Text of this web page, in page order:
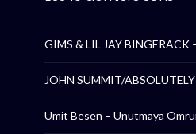
GIMS & LIL JAY BINGERACK
JOHN SUMMIT/
Umit Besen – Unutmaya